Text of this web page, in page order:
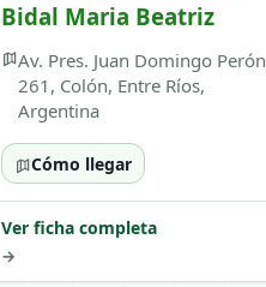
Bidal Maria Beatriz
Av. Pres. Juan Domingo Perón
261, Colón, Entre Ríos,
Argentina
Cómo llegar
Ver ficha completa
→